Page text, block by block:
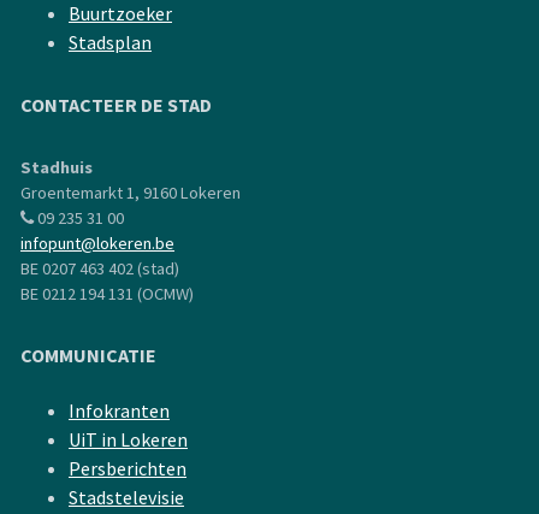
Buurtzoeker
Stadsplan
CONTACTEER DE STAD
Stadhuis
Groentemarkt 1, 9160 Lokeren
09 235 31 00
infopunt@lokeren.be
BE 0207 463 402 (stad)
BE 0212 194 131 (OCMW)
COMMUNICATIE
Infokranten
UiT in Lokeren
Persberichten
Stadstelevisie